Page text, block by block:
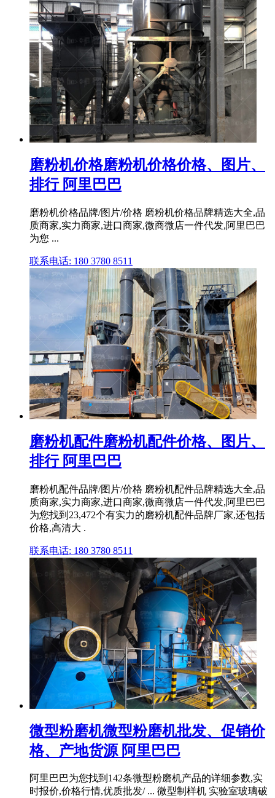
磨粉机价格磨粉机价格价格、图片、
排行 阿里巴巴
磨粉机价格品牌/图片/价格 磨粉机价格品牌精选大全,品
质商家,实力商家,进口商家,微商微店一件代发,阿里巴巴
为您 ...
联系电话: 180 3780 8511
磨粉机配件磨粉机配件价格、图片、
排行 阿里巴巴
磨粉机配件品牌/图片/价格 磨粉机配件品牌精选大全,品
质商家,实力商家,进口商家,微商微店一件代发,阿里巴巴
为您找到23,472个有实力的磨粉机配件品牌厂家,还包括
价格,高清大 .
联系电话: 180 3780 8511
微型粉磨机微型粉磨机批发、促销价
格、产地货源 阿里巴巴
阿里巴巴为您找到142条微型粉磨机产品的详细参数,实
时报价,价格行情,优质批发/ ... 微型制样机 实验室玻璃破